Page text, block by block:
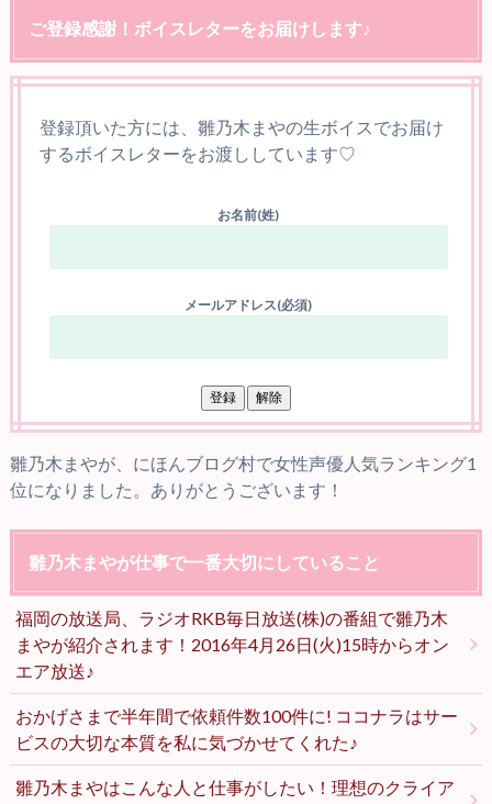
ご登録感謝！ボイスレターをお届けします♪
登録頂いた方には、雛乃木まやの生ボイスでお届け
するボイスレターをお渡ししています♡
お名前(姓)
メールアドレス(必須)
雛乃木まやが、にほんブログ村で女性声優人気ランキング1
位になりました。ありがとうございます！
雛乃木まやが仕事で一番大切にしていること
福岡の放送局、ラジオRKB毎日放送(株)の番組で雛乃木
まやが紹介されます！2016年4月26日(火)15時からオン
エア放送♪
おかげさまで半年間で依頼件数100件に! ココナラはサー
ビスの大切な本質を私に気づかせてくれた♪
雛乃木まやはこんな人と仕事がしたい！理想のクライア